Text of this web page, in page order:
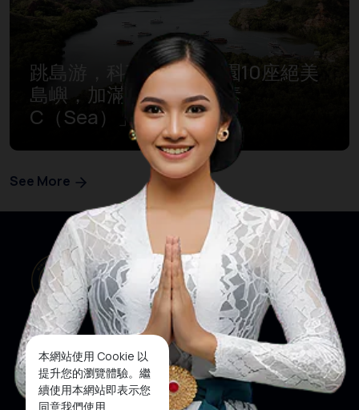
本網站使用 Cookie 以
提升您的瀏覽體驗。繼
續使用本網站即表示您
同意我們使用
跳島游，科莫多國家公園10座絕美
島嶼，加滿旅行「維生素
C（Sea）」
See More
我們的網站 社交媒體